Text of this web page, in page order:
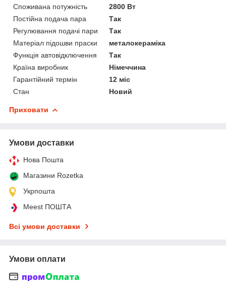
Споживана потужність
2800 Вт
Постійна подача пара
Так
Регулювання подачі пари
Так
Матеріал підошви праски
металокераміка
Функція автовідключення
Так
Країна виробник
Німеччина
Гарантійний термін
12 міс
Стан
Новий
Приховати
Умови доставки
Нова Пошта
Магазини Rozetka
Укрпошта
Meest ПОШТА
Всі умови доставки
Умови оплати